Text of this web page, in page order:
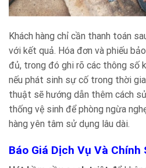
Khách hàng chỉ cần thanh toán
với kết quả. Hóa đơn và phiếu
đủ, trong đó ghi rõ các thông số
nếu phát sinh sự cố trong thời
thuật sẽ hướng dẫn thêm cách
thống vệ sinh để phòng ngừa
hàng yên tâm sử dụng lâu dài.
Báo Giá Dịch Vụ Và Chính